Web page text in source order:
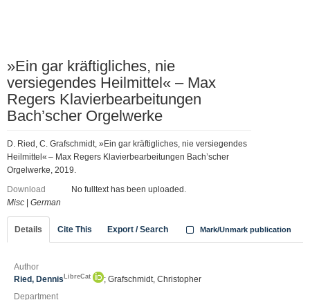
»Ein gar kräftigliches, nie
versiegendes Heilmittel« – Max
Regers Klavierbearbeitungen
Bach’scher Orgelwerke
D. Ried, C. Grafschmidt, »Ein gar kräftigliches, nie versiegendes
Heilmittel« – Max Regers Klavierbearbeitungen Bach’scher
Orgelwerke, 2019.
Download
No fulltext has been uploaded.
Misc
German
Details Cite This Export / Search Mark/Unmark publication
Author
Ried, Dennis LibreCat
; Grafschmidt, Christopher
Department